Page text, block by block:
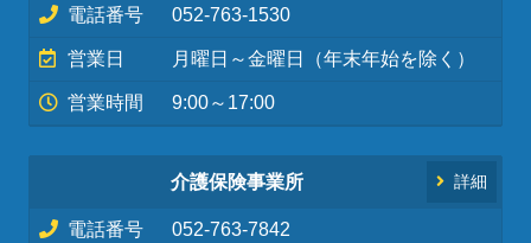
電話番号 052-763-1530
営業日 月曜日～金曜日（年末年始を除く）
営業時間 9:00～17:00
介護保険事業所 詳細
電話番号 052-763-7842